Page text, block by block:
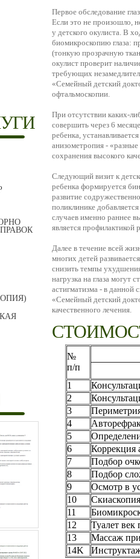
Первое обследование
Если это не произошло,
у детского окулиста. В
биомикроскопию глаза:
(тонкую прозрачную
окулист проверит
требующих
«Семейный детский
офтальмоскопии.
При отсутствии каких-
совершить через 6
ребенка,
анизометропия - «разные
сохранения высокого
Следующий визит к
ребенка формируется
развитие
поликлинике
случаев именно раннее
является профилактикой
Далее в течение всей
многих детей
снизить темпы
нагрузка на глаза могут
астигматизма - в данной
«Семейный детский
качественного лечения.
№
п/п
1
2
3
4
5
6
Коррекция
7
Подбор
8
Подбор
9
Осмотр в
10
Скиаскопия
11
12
Туалет век
13
Массаж
14K